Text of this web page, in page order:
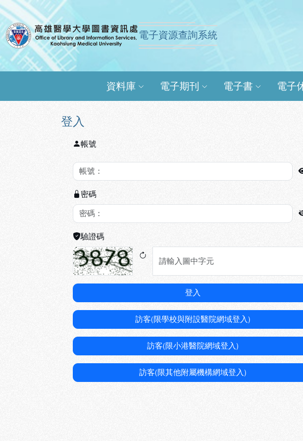
跳到主要內容
:::
高雄醫學大學圖書資訊處電子資
電子資源查詢系統
資料庫 電子期刊 電子書 電子
:::
登入
帳號
密碼
驗證碼
登入
訪客(限學校與附設醫院網域登入)
訪客(限小港醫院網域登入)
訪客(限其他附屬機構網域登入)